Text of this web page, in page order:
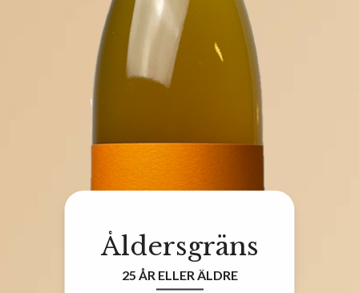
Åldersgräns
25 ÅR ELLER ÄLDRE